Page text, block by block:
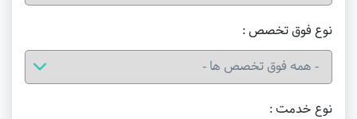
نوع خدمت :
نوع فوق تخصص :